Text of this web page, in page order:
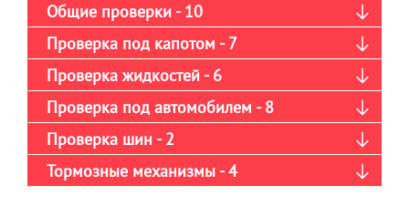
Общие проверки - 10
Проверка под капотом - 7
Проверка жидкостей - 6
Проверка под автомобилем - 8
Проверка шин - 2
Тормозные механизмы - 4